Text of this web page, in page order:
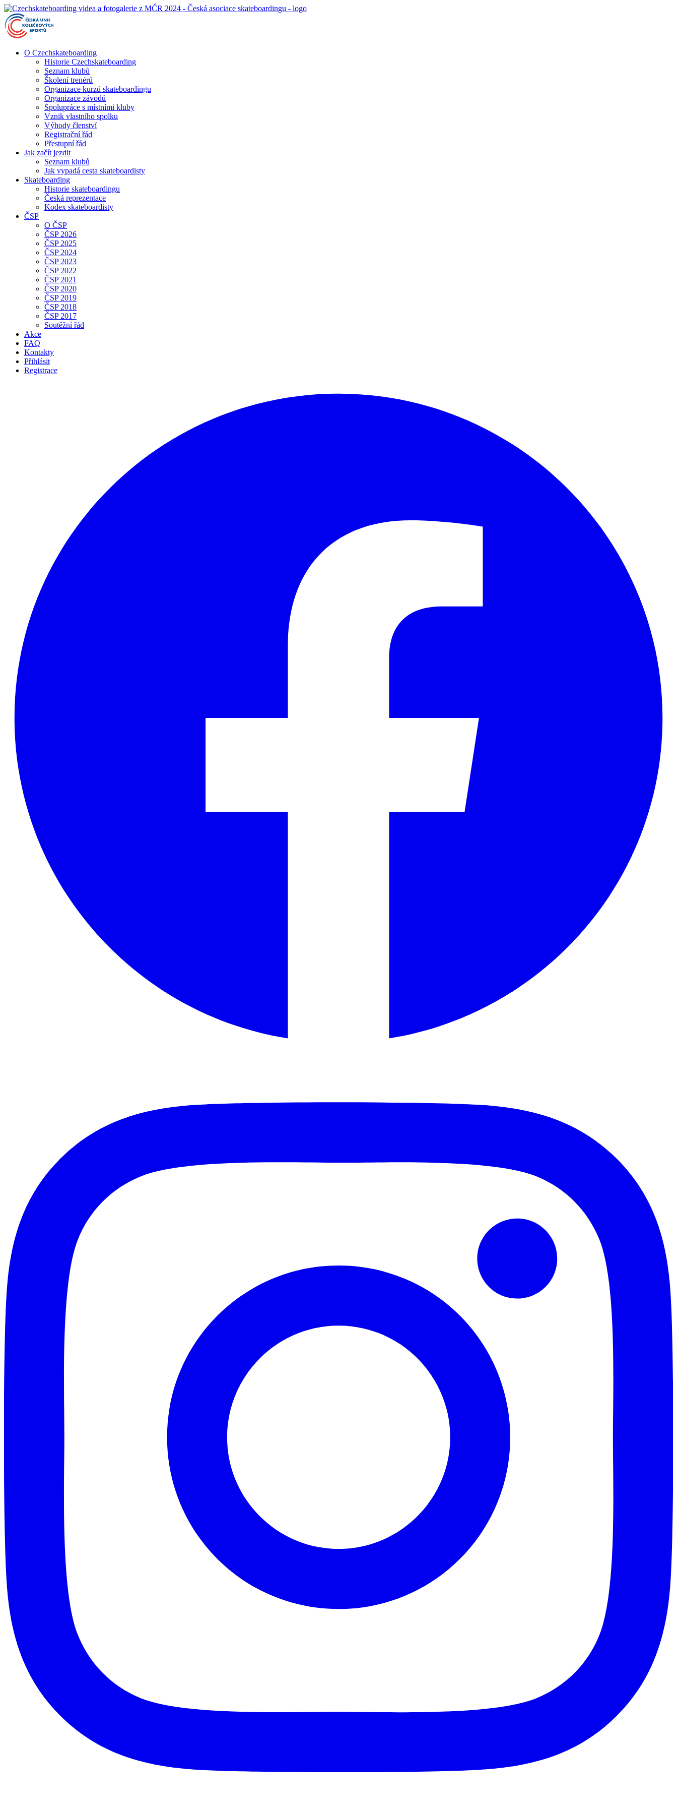
O Czechskateboarding
Historie Czechskateboarding
Seznam klubů
Školení trenérů
Organizace kurzů skateboardingu
Organizace závodů
Spolupráce s místními kluby
Vznik vlastního spolku
Výhody členství
Registrační řád
Přestupní řád
Jak začít jezdit
Seznam klubů
Jak vypadá cesta skateboardisty
Skateboarding
Historie skateboardingu
Česká reprezentace
Kodex skateboardisty
ČSP
O ČSP
ČSP 2026
ČSP 2025
ČSP 2024
ČSP 2023
ČSP 2022
ČSP 2021
ČSP 2020
ČSP 2019
ČSP 2018
ČSP 2017
Soutěžní řád
Akce
FAQ
Kontakty
Přihlásit
Registrace